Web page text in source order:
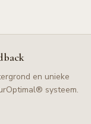
en unieke
systeem.